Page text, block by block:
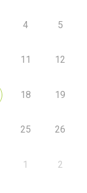
4 5
11 12
18 19
25 26
1 2